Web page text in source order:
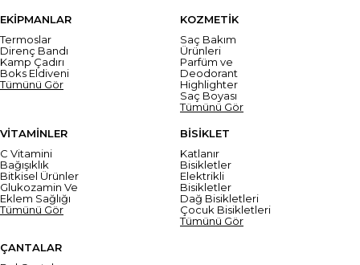
EKİPMANLAR
Termoslar
Direnç Bandı
Kamp Çadırı
Boks Eldiveni
Tümünü Gör
KOZMETİK
Saç Bakım
Ürünleri
Parfüm ve
Deodorant
Highlighter
Saç Boyası
Tümünü Gör
VİTAMİNLER
C Vitamini
Bağışıklık
Bitkisel Ürünler
Glukozamin Ve
Eklem Sağlığı
Tümünü Gör
BİSİKLET
Katlanır
Bisikletler
Elektrikli
Bisikletler
Dağ Bisikletleri
Çocuk Bisikletleri
Tümünü Gör
ÇANTALAR